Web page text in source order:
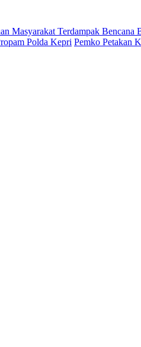
Masyarakat Terdampak Bencana
Polda Kepri Pemko Petakan